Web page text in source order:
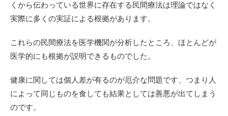
くから伝わっている世界に存在する民間療法は理論ではなく
実際に多くの実証による根拠があります。
これらの民間療法を医学機関が分析したところ、ほとんどが
医学的にも根拠が説明できるものでした。
健康に関しては個人差が有るのが厄介な問題です、つまり人
によって同じものを食しても結果としては善悪が出てしまう
のです。